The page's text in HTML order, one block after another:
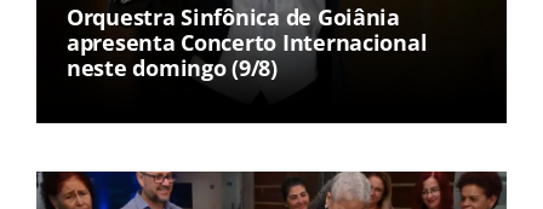
Orquestra Sinfônica de Goiânia
apresenta Concerto Internacional
neste domingo (9/8)